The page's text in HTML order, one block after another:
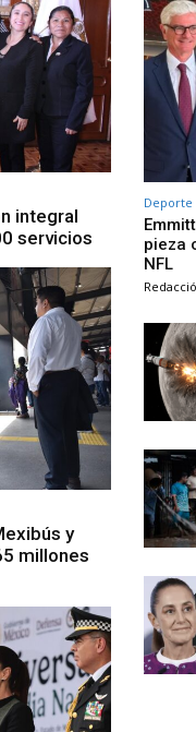
integral
servicios
y
millones
Deporte
pieza
NFL